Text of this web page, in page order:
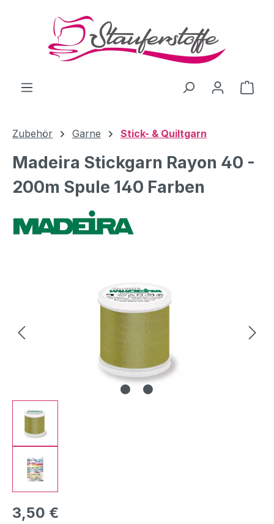
Zum Hauptinhalt springen
Zubehör Garne Stick- & Quiltgarn
Madeira Stickgarn Rayon 40 -
200m Spule 140 Farben
Regulärer Preis:
3,50 €